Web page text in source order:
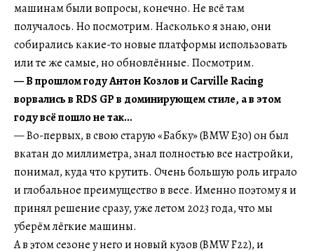
машинам были вопросы, конечно. Не всё там
получалось. Но посмотрим. Насколько я знаю, они
собирались какие-то новые платформы использовать
или те же самые, но обновлённые. Посмотрим.
— В прошлом году Антон Козлов и Carville Racing
ворвались в RDS GP в доминирующем стиле, а в этом
году всё пошло не так…
— Во-первых, в свою старую «Бабку» (BMW E30) он был
вкатан до миллиметра, знал полностью все настройки,
понимал, куда что крутить. Очень большую роль играло
и глобальное преимущество в весе. Именно поэтому я и
принял решение сразу, уже летом 2023 года, что мы
уберём лёгкие машины.
А в этом сезоне у него и новый кузов (BMW F22), и